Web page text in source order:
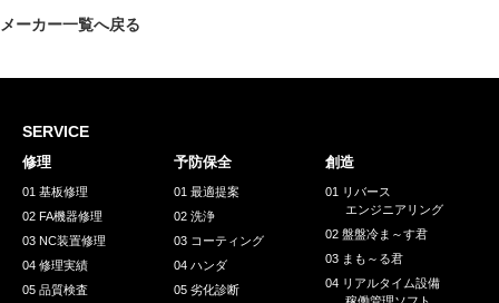
RECRUIT
採用情報
GREEN CHALLENGE
お問い合わせ
メーカー一覧へ戻る
SERVICE
修理
01 基板修理
02 FA機器修理
03 NC装置修理
04 修理実績
05 品質検査
予防保全
01 最適提案
02 洗浄
03 コーティング
04 ハンダ
05 劣化診断
創造
01 リバース
エンジニアリング
02 盤盤冷ま～す君
03 まも～る君
04 リアルタイム設備